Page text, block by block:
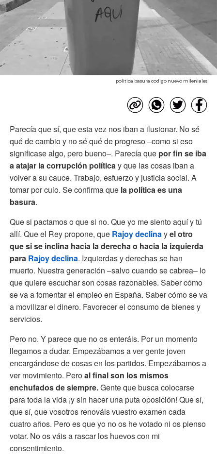
politica basura codigo nuevo mileniales
Parecía que sí, que esta vez nos iban a ilusionar. No sé
qué de cambio y no sé qué de progreso –como si eso
significase algo, pero bueno–. Parecía que por fin se iba
a atajar la corrupción políticay que las cosas iban a
volver a su cauce. Trabajo, esfuerzo y justicia social. A
tomar por culo. Se confirma que la política es una
basura.
Que si pactamos o que si no. Que yo me siento aquí y tú
allí. Que el Rey propone, que Rajoy declinayel otro
que si se inclina hacia la derecha o hacia la izquierda
para Rajoy declina. Izquierdas y derechas se han
muerto. Nuestra generación –salvo cuando se cabrea– lo
que quiere escuchar son cosas razonables. Saber cómo
se va a fomentar el empleo en España. Saber cómo se va
a movilizar el dinero. Favorecer el consumo de bienes y
servicios.
Pero no. Y parece que no os enteráis. Por un momento
llegamos a dudar. Empezábamos a ver gente joven
encargándose de cosas en los partidos. Empezábamos a
ver movimiento. Peroal final son los mismos
enchufados de siempre.Gente que busca colocarse
para toda la vida ¡y sin hacer una puta oposición! Que sí,
que sí, que vosotros renováis vuestro examen cada
cuatro años. Pero es que yo no os he votado ni os pienso
votar. No os váis a rascar los huevos con mi
consentimiento.